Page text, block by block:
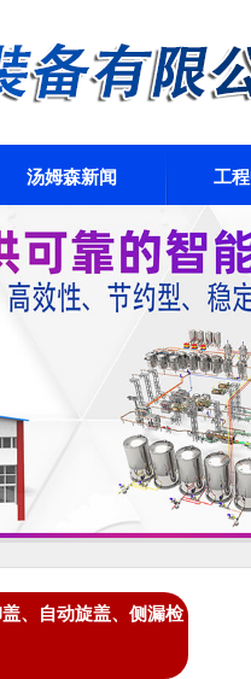
汤姆森新闻 工
、自动旋盖、侧漏检